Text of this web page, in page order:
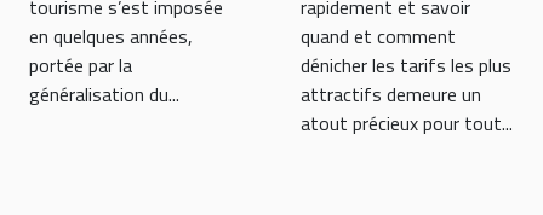
tourisme s’est imposée
en quelques années,
portée par la
généralisation du...
rapidement et savoir
quand et comment
dénicher les tarifs les plus
attractifs demeure un
atout précieux pour tout...